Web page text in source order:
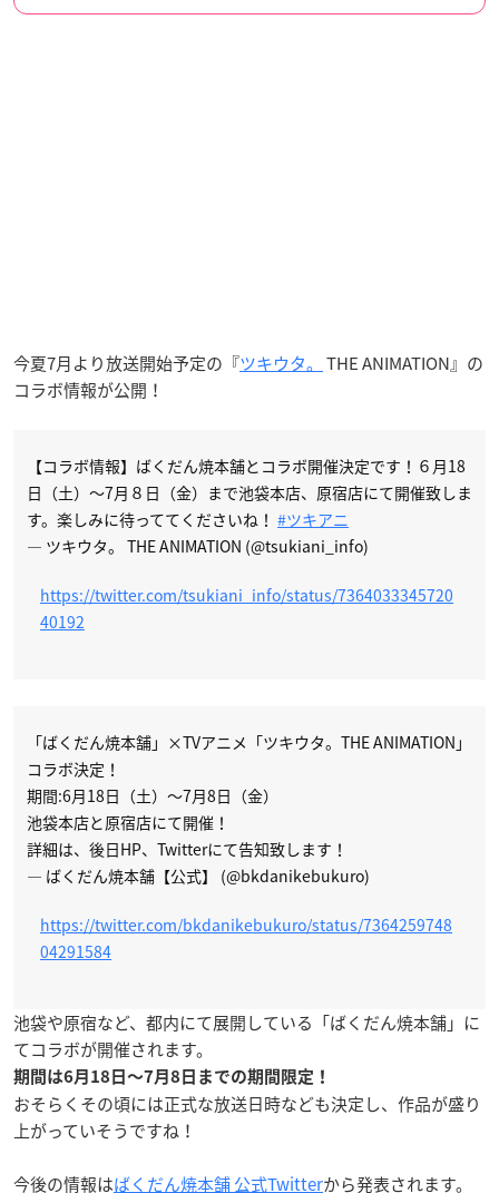
今夏7月より放送開始予定の『ツキウタ。 THE ANIMATION』の
コラボ情報が公開！
【コラボ情報】ばくだん焼本舗とコラボ開催決定です！６月18
日（土）～7月８日（金）まで池袋本店、原宿店にて開催致しま
す。楽しみに待っててくださいね！ #ツキアニ
— ツキウタ。 THE ANIMATION (@tsukiani_info)
https://twitter.com/tsukiani_info/status/7364033345720
40192
「ばくだん焼本舗」×TVアニメ「ツキウタ。THE ANIMATION」
コラボ決定！
期間:6月18日（土）〜7月8日（金）
池袋本店と原宿店にて開催！
詳細は、後日HP、Twitterにて告知致します！
— ばくだん焼本舗【公式】 (@bkdanikebukuro)
https://twitter.com/bkdanikebukuro/status/7364259748
04291584
池袋や原宿など、都内にて展開している「ばくだん焼本舗」に
てコラボが開催されます。
期間は6月18日〜7月8日までの期間限定！
おそらくその頃には正式な放送日時なども決定し、作品が盛り
上がっていそうですね！
今後の情報はばくだん焼本舗 公式Twitterから発表されます。